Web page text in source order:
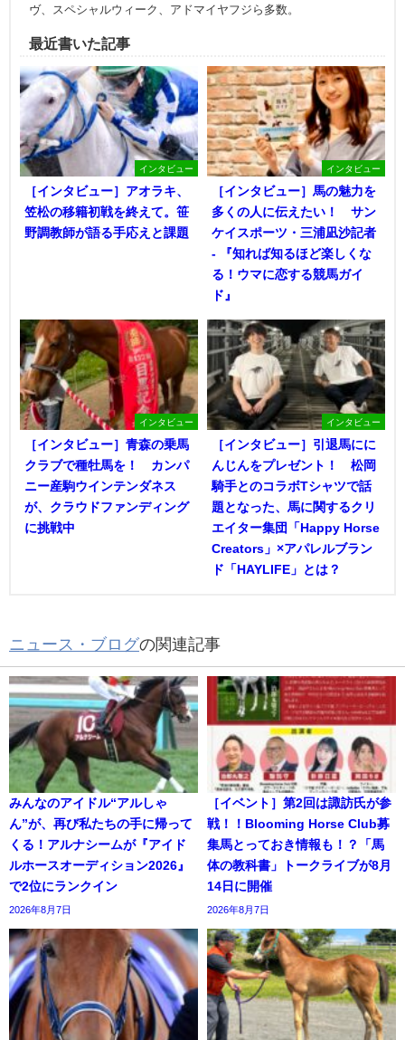
ヴ、スペシャルウィーク、アドマイヤフジら多数。
最近書いた記事
インタビュー
［インタビュー］アオラキ、
笠松の移籍初戦を終えて。笹
野調教師が語る手応えと課題
インタビュー
［インタビュー］馬の魅力を
多くの人に伝えたい！ サン
ケイスポーツ・三浦凪沙記者
- 『知れば知るほど楽しくな
る！ウマに恋する競馬ガイ
ド』
インタビュー
［インタビュー］青森の乗馬
クラブで種牡馬を！ カンパ
ニー産駒ウインテンダネス
が、クラウドファンディング
に挑戦中
インタビュー
［インタビュー］引退馬にに
んじんをプレゼント！ 松岡
騎手とのコラボTシャツで話
題となった、馬に関するクリ
エイター集団「Happy Horse
Creators」×アパレルブラン
ド「HAYLIFE」とは？
ニュース・ブログの関連記事
みんなのアイドル“アルしゃ
ん”が、再び私たちの手に帰って
くる！アルナシームが『アイド
ルホースオーディション2026』
で2位にランクイン
2026年8月7日
［イベント］第2回は諏訪氏が参
戦！！Blooming Horse Club募
集馬とっておき情報も！？「馬
体の教科書」トークライブが8月
14日に開催
2026年8月7日